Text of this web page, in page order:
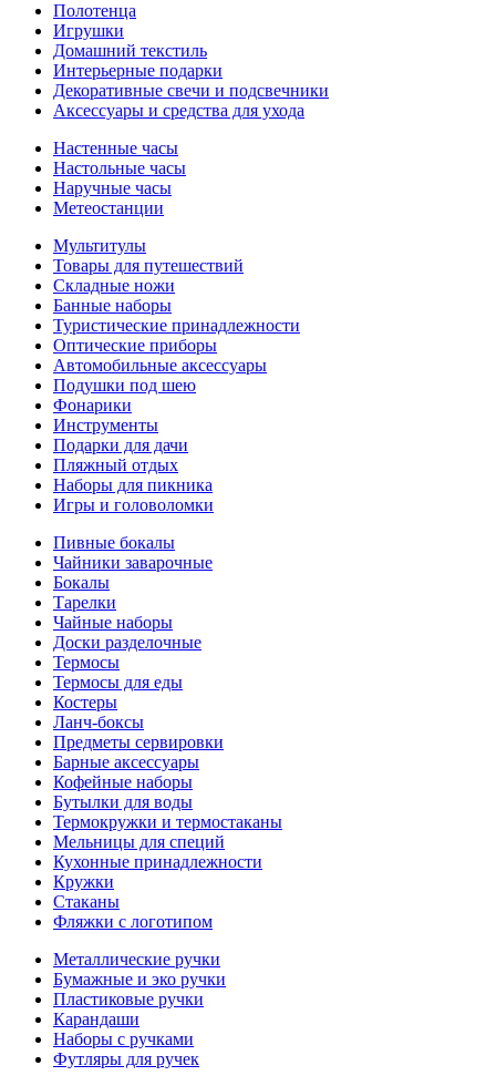
Полотенца
Игрушки
Домашний текстиль
Интерьерные подарки
Декоративные свечи и подсвечники
Аксессуары и средства для ухода
Настенные часы
Настольные часы
Наручные часы
Метеостанции
Мультитулы
Товары для путешествий
Складные ножи
Банные наборы
Туристические принадлежности
Оптические приборы
Автомобильные аксессуары
Подушки под шею
Фонарики
Инструменты
Подарки для дачи
Пляжный отдых
Наборы для пикника
Игры и головоломки
Пивные бокалы
Чайники заварочные
Бокалы
Тарелки
Чайные наборы
Доски разделочные
Термосы
Термосы для еды
Костеры
Ланч-боксы
Предметы сервировки
Барные аксессуары
Кофейные наборы
Бутылки для воды
Термокружки и термостаканы
Мельницы для специй
Кухонные принадлежности
Кружки
Стаканы
Фляжки с логотипом
Металлические ручки
Бумажные и эко ручки
Пластиковые ручки
Карандаши
Наборы с ручками
Футляры для ручек